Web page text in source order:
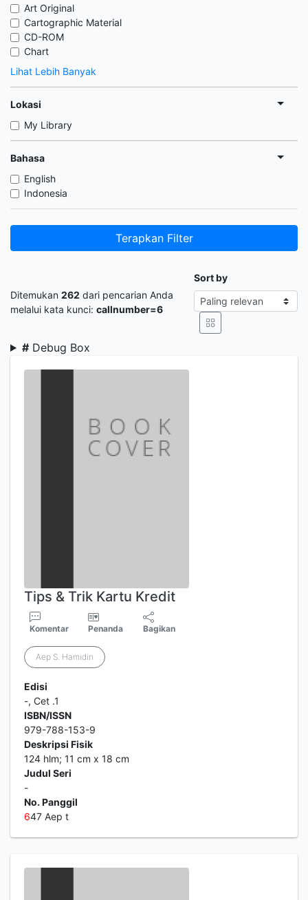
Art Original
Cartographic Material
CD-ROM
Chart
Lihat Lebih Banyak
Lokasi
My Library
Bahasa
English
Indonesia
Terapkan Filter
Ditemukan 262 dari pencarian Anda
melalui kata kunci: callnumber=6
Sort by
# Debug Box
Tips & Trik Kartu Kredit
Komentar Penanda Bagikan
Aep S. Hamidin
Edisi
-, Cet .1
ISBN/ISSN
979-788-153-9
Deskripsi Fisik
124 hlm; 11 cm x 18 cm
Judul Seri
-
No. Panggil
647 Aep t